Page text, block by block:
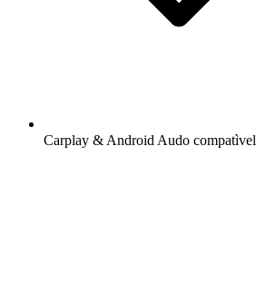
Carplay & Android Audo compatìvel